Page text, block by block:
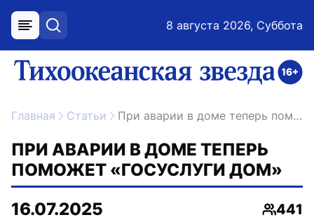
меню поиск 8 августа 2026, Суббота
ссылка на главную
Главная Статьи При аварии в доме теперь поможет «Госуслуги Дом»
ПРИ АВАРИИ В ДОМЕ ТЕПЕРЬ
ПОМОЖЕТ «ГОСУСЛУГИ ДОМ»
16.07.2025
441